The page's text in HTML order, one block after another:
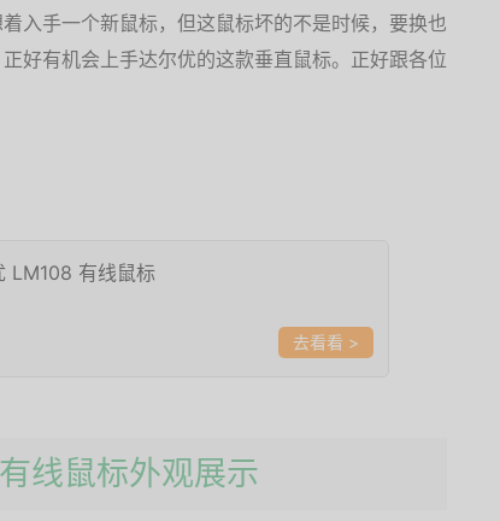
入手一个新鼠标，但这鼠标坏的不是时候，要换也
好有机会上手达尔优的这款垂直鼠标。正好跟各位
LM108 有线鼠标
>
线鼠标外观展示